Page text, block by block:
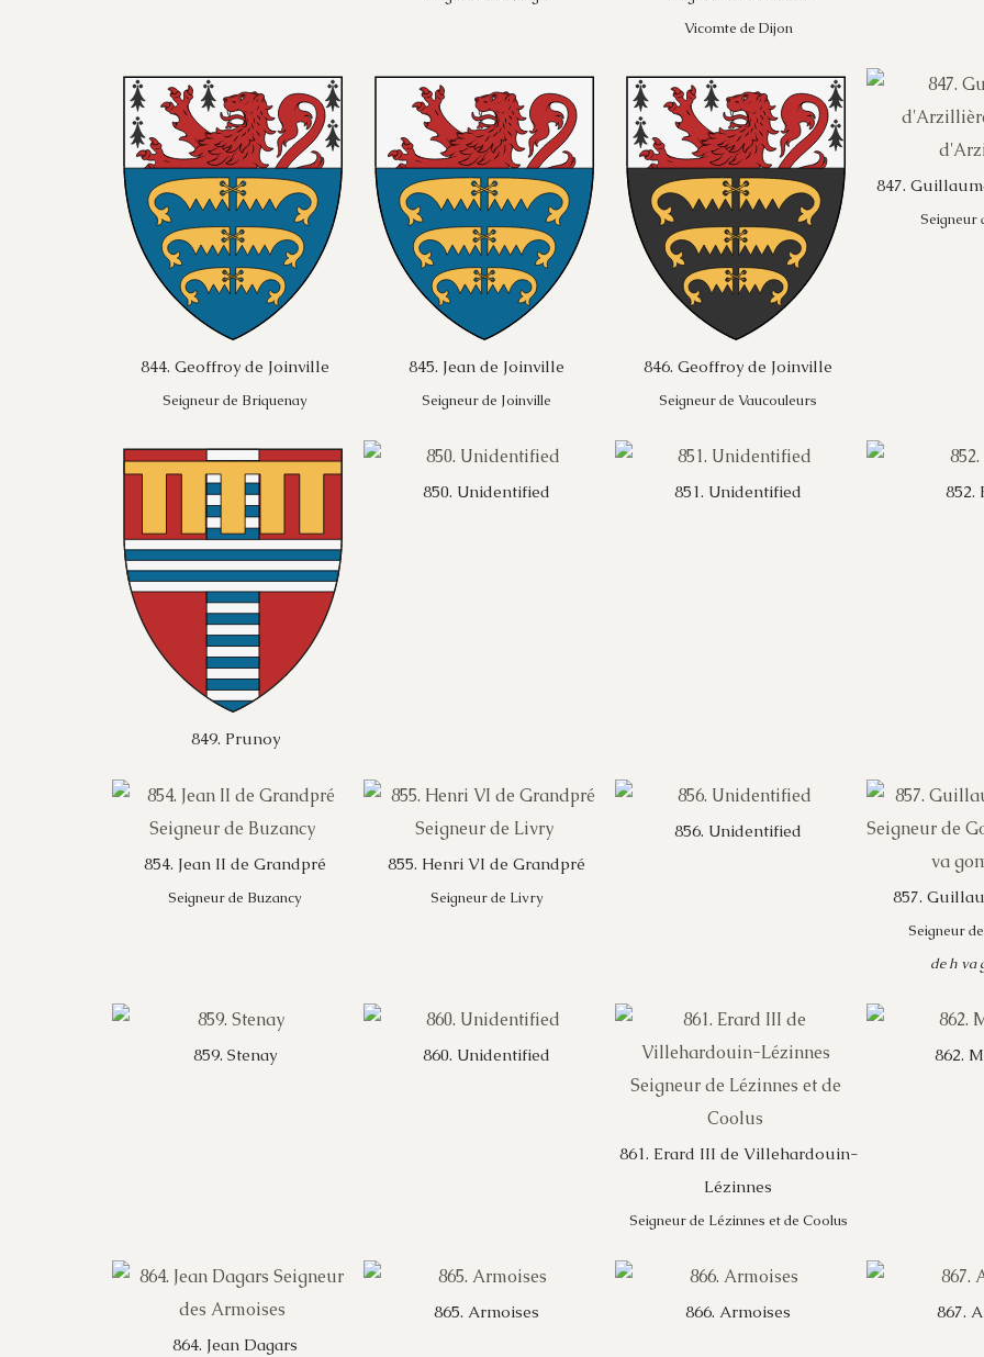
Vicomte de Dijon
844. Geoffroy de Joinville
Seigneur de Briquenay
845. Jean de Joinville
Seigneur de Joinville
846. Geoffroy de Joinville
Seigneur de Vaucouleurs
847.
Seigneur
849. Prunoy
850. Unidentified 851. Unidentified
852.
854. Jean II de Grandpré
Seigneur de Buzancy
855. Henri VI de Grandpré
Seigneur de Livry
856. Unidentified
857.
Seigneur
de h va
859. Stenay 860. Unidentified
861. Erard III de Villehardouin-
Lézinnes
Seigneur de Lézinnes et de Coolus
862.
864. Jean Dagars
865. Armoises 866. Armoises 867.